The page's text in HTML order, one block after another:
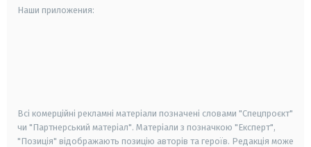
Наши приложения:
Всі комерційні рекламні матеріали позначені словами "Спецпроєкт"
чи "Партнерський матеріал". Матеріали з позначкою "Експерт",
"Позиція" відображають позицію авторів та героїв. Редакція може